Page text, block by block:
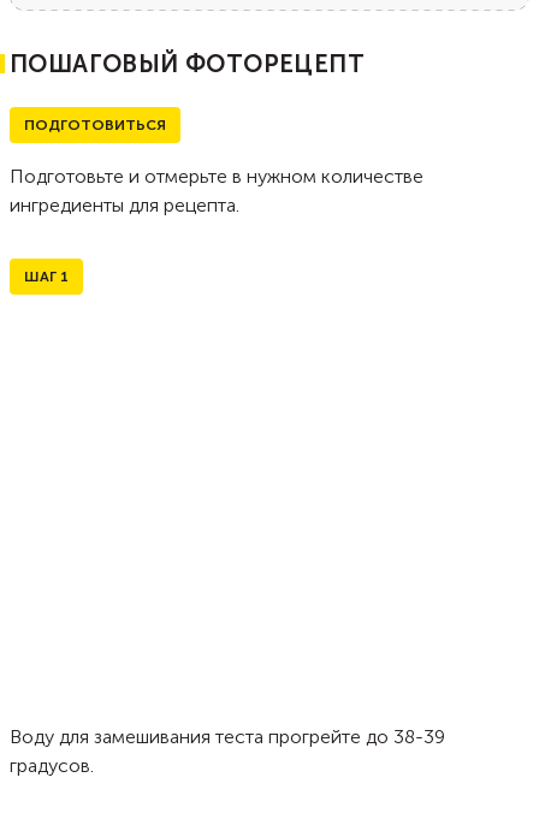
ПОШАГОВЫЙ ФОТОРЕЦЕПТ
ПОДГОТОВИТЬСЯ
Подготовьте и отмерьте в нужном количестве
ингредиенты для рецепта.
ШАГ 1
Воду для замешивания теста прогрейте до 38-39
градусов.